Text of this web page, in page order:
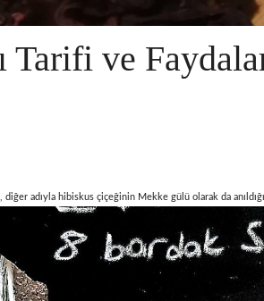
Tarifi ve
diğer adıyla hibiskus çiçeğinin Mekke gülü olarak da